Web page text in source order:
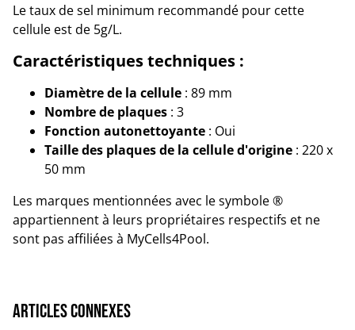
Le taux de sel minimum recommandé pour cette
cellule est de 5g/L.
Caractéristiques techniques :
Diamètre de la cellule : 89 mm
Nombre de plaques : 3
Fonction autonettoyante : Oui
Taille des plaques de la cellule d'origine : 220 x
50 mm
Les marques mentionnées avec le symbole ®
appartiennent à leurs propriétaires respectifs et ne
sont pas affiliées à MyCells4Pool.
Articles connexes